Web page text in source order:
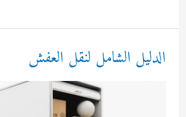
عفش
بجدة
الدليل الشامل لنقل العفش